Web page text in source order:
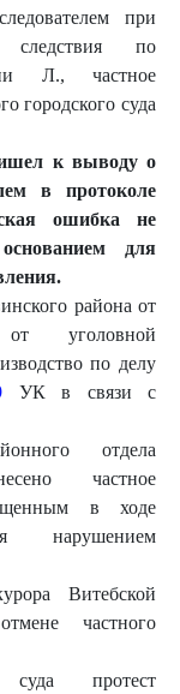
при
следствия по
Л., частное
городского суда
к выводу о
в протоколе
ошибка не
для
ления.
района от
уголовной
по делу
УК в связи с
отдела
частное
в ходе
нарушением
Витебской
частного
суда протест